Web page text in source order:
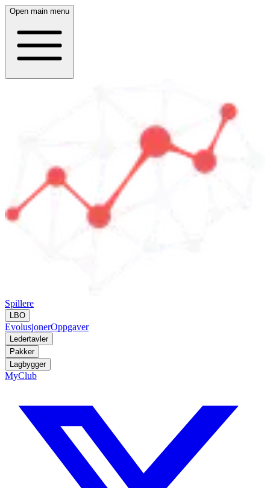
Open main menu
Spillere
LBO
EvolusjonerOppgaver
Ledertavler
Pakker
Lagbygger
MyClub